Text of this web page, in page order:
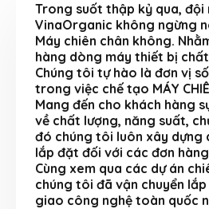
Trong suốt thập kỷ qua, đội
VinaOrganic không ngừng
Máy chiên chân không.
hàng dòng máy thiết bị
Chúng tôi tự hào là đơn vị
trong việc chế tạo MÁY
Mang đến cho khách hàng
về chất lượng, năng suất,
đó chúng tôi luôn xây dựng
lắp đặt đối với các đơn
Cùng xem qua các dự án
chúng tôi đã vận chuyển
giao công nghệ toàn quốc